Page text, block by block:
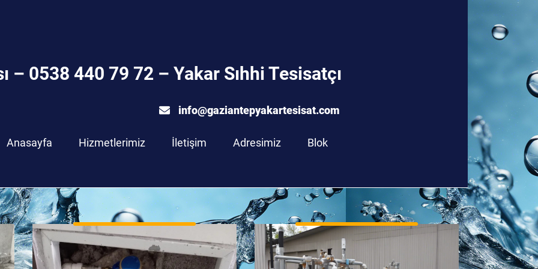
– 0538 440 79 72 – Yakar Sıhhi Tesisatçı
info@gaziantepyakartesisat.com info@gaziantepyakartesisat.com
Anasayfa Hizmetlerimiz İletişim Adresimiz
Blok